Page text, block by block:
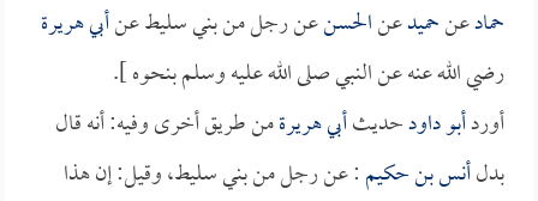
حمادعنحميدعنالحسنعن رجل من بني سليط عنأبي هريرة
رضي الله عنه عن النبي صلى الله عليه وسلم بنحوه ].
أوردأبو داودحديثأبي هريرةمن طريق أخرى وفيه: أنه قال
بدلأنس بن حكيم: عن رجل من بني سليط، وقيل: إن هذا